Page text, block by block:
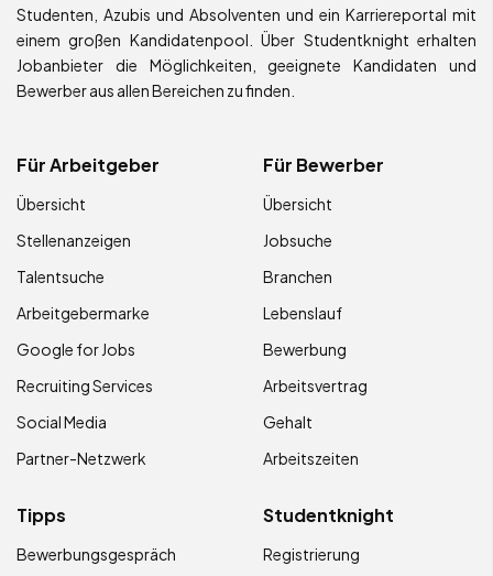
Studenten, Azubis und Absolventen und ein Karriereportal mit
einem großen Kandidatenpool. Über Studentknight erhalten
Jobanbieter die Möglichkeiten, geeignete Kandidaten und
Bewerber aus allen Bereichen zu finden.
Für Arbeitgeber
Übersicht
Stellenanzeigen
Talentsuche
Arbeitgebermarke
Google for Jobs
Recruiting Services
Social Media
Partner-Netzwerk
Für Bewerber
Übersicht
Jobsuche
Branchen
Lebenslauf
Bewerbung
Arbeitsvertrag
Gehalt
Arbeitszeiten
Tipps
Bewerbungsgespräch
Studentknight
Registrierung